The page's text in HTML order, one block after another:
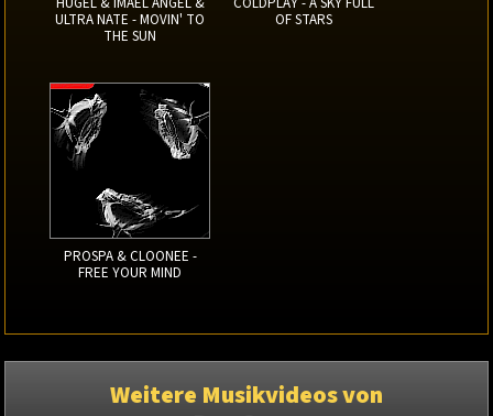
ULTRA NATE - MOVIN' TO
THE SUN
OF STARS
PROSPA & CLOONEE -
FREE YOUR MIND
Weitere Musikvideos von